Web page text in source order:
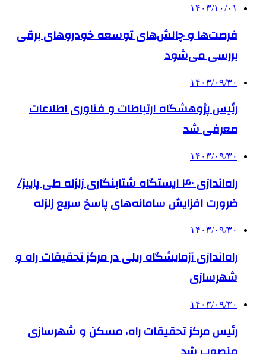
۱۴۰۳/۱۰/۰۱
فرصت‌ها و چالش‌های توسعه خودروهای برقی
بررسی می‌شود
۱۴۰۳/۰۹/۳۰
رئیس پژوهشگاه ارتباطات و فناوری اطلاعات
معرفی شد
۱۴۰۳/۰۹/۳۰
راه‌اندازی ۴۰ ایستگاه شتابنگاری زلزله طی پاییز/
ضرورت افزایش سامانه‌های پاسخ سریع زلزله
۱۴۰۳/۰۹/۳۰
راه‌اندازی آزمایشگاه ریلی در مرکز تحقیقات راه و
شهرسازی
۱۴۰۳/۰۹/۳۰
رئیس مرکز تحقیقات راه، مسکن و شهرسازی